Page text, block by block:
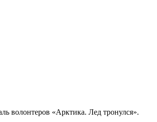
волонтеров «Арктика. Лед тронулся».